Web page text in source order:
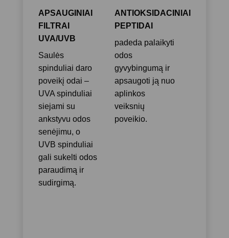
APSAUGINIAI
FILTRAI
UVA/UVB
Saulės
spinduliai daro
poveikį odai –
UVA spinduliai
siejami su
ankstyvu odos
senėjimu, o
UVB spinduliai
gali sukelti odos
paraudimą ir
sudirgimą.
ANTIOKSIDACINIAI
PEPTIDAI
padeda palaikyti
odos
gyvybingumą ir
apsaugoti ją nuo
aplinkos
veiksnių
poveikio.